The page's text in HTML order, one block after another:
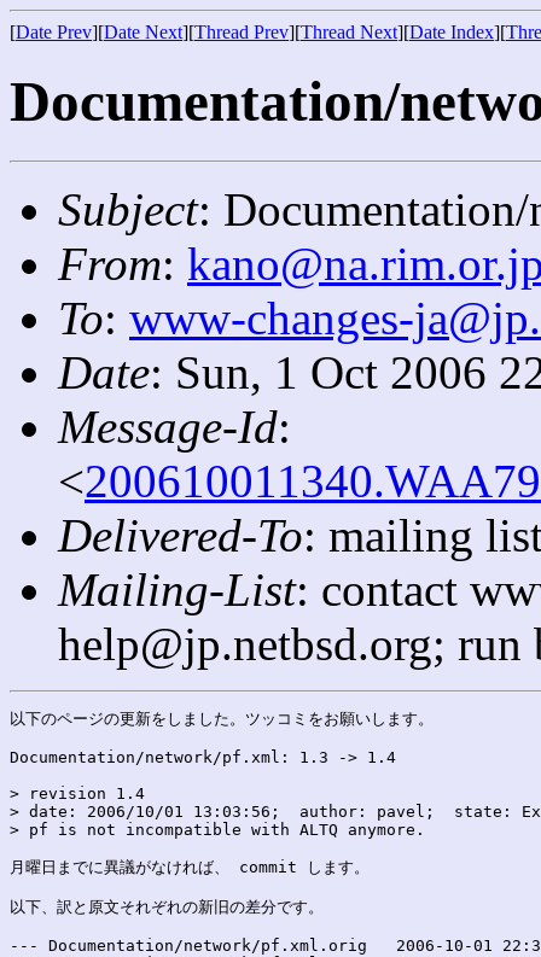
[Date Prev][Date Next][Thread Prev][Thread Next][Date Index][
Documentation/
Subject:
From:
To: www-changes-
Date: Sun, 1 Oct 2006
Message-Id:
<
Delivered-To: mailing
Mailing-List: contact
help@jp.netbsd.org;
以下のページの更新をしました。ツッコミをお願いします。
Documentation/network/pf.xml: 1.3 -> 1.4
> revision 1.4
> date: 2006/10/01 13:03:56;  author: pavel;  state:
> pf is not incompatible with ALTQ anymore.
月曜日までに異議がなければ、 commit します。
以下、訳と原文それぞれの新旧の差分です。
--- Documentation/network/pf.xml.orig	2006-10-01 22:39:06.000000000 +0900